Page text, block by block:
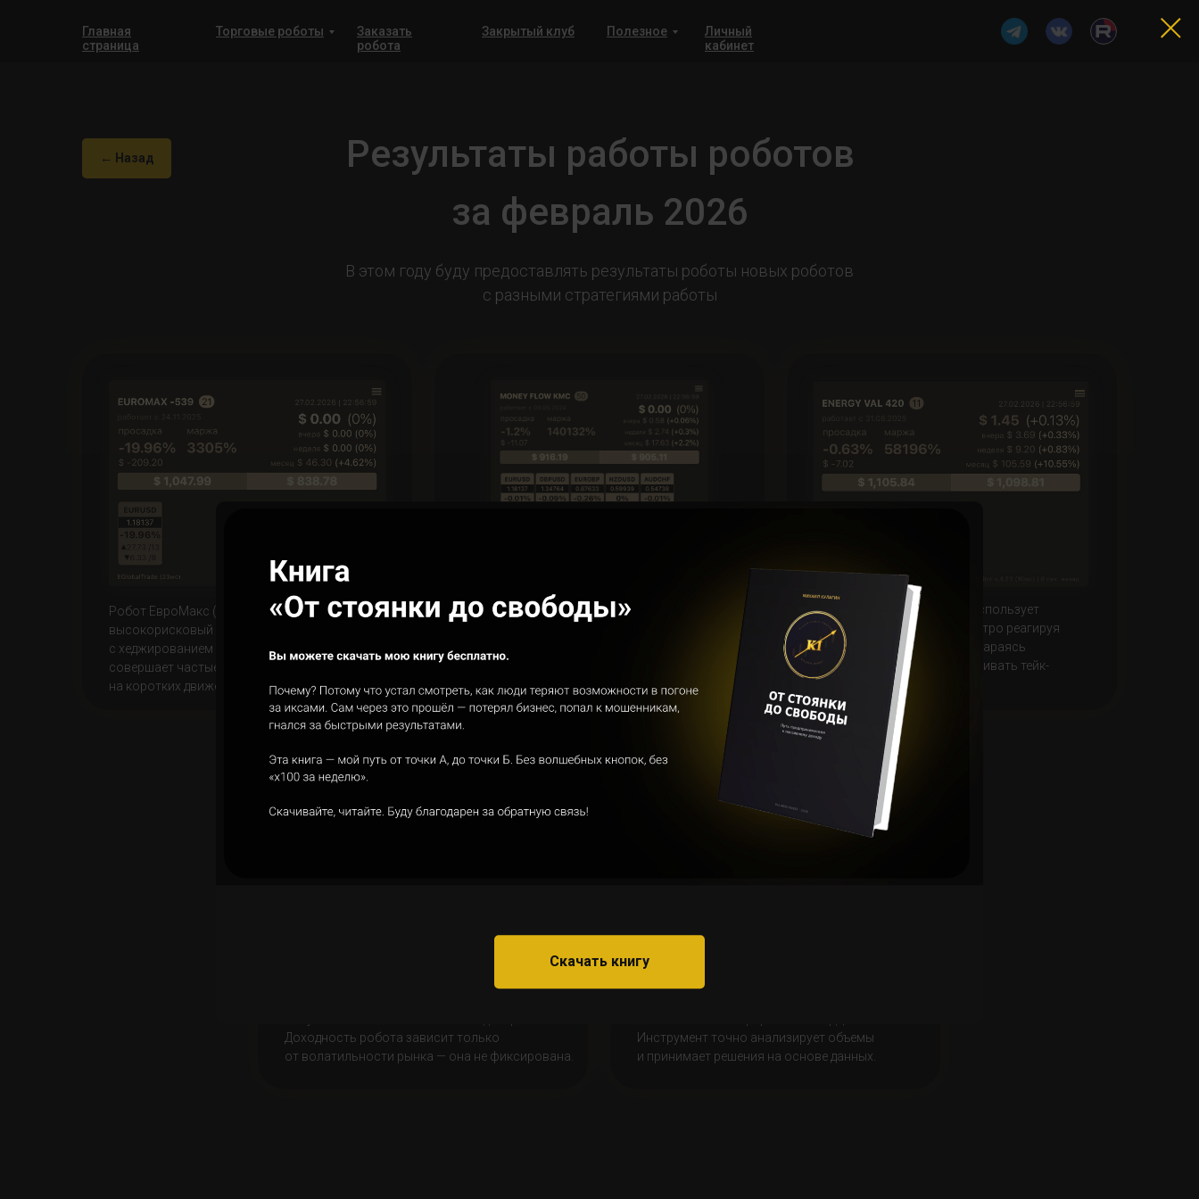
Главная
страница
Торговые роботы
Личный
кабинет
Заказать
робота
Закрытый клуб Полезное
Результаты работы роботов
за февраль 2026
Робот ЕвроМакс (EuroMAX) —
высокорисковый скальпер
с хеджированием и защитой капитала. Робот
совершает частые сделки, забирая прибыль
на коротких движениях рынка.
Робот Мани Флоу (Money Flow) —
торговли и капитализации прибыли.
Робот Энерджи (Energy) — использует
динамичную стратегию, быстро реагируя
на рыночные колебания и стараясь
максимально близко подтягивать тейк-
профит к цене.
Доходность робота зависит только
от волатильности рынка — она не фиксирована.
Инструмент точно анализирует объемы
и принимает решения на основе данных.
← Назад
В этом году буду предоставлять результаты роботы новых роботов
с разными стратегиями работы
Скачать книгу